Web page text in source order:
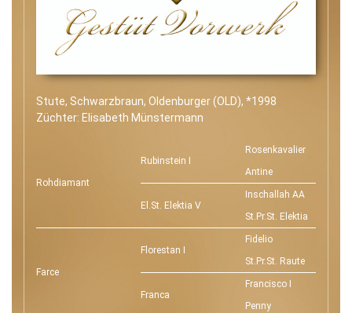
Stute, Schwarzbraun, Oldenburger (OLD), *1998
Züchter: Elisabeth Münstermann
Rohdiamant
Rubinstein I
Rosenkavalier
Antine
El.St. Elektia V
Inschallah AA
St.Pr.St. Elektia
Farce
Florestan I
Fidelio
St.Pr.St. Raute
Franca
Francisco I
Penny